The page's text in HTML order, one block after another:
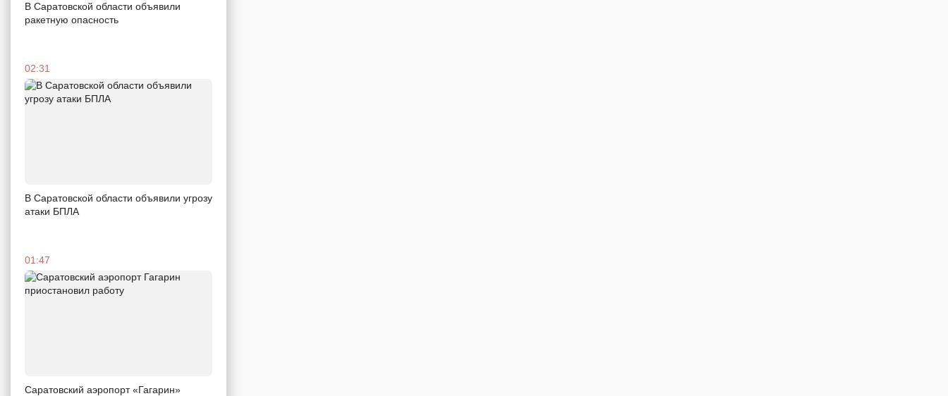
В Саратовской области объявили
ракетную опасность
02:31
В Саратовской области объявили угрозу
атаки БПЛА
01:47
Саратовский аэропорт «Гагарин»